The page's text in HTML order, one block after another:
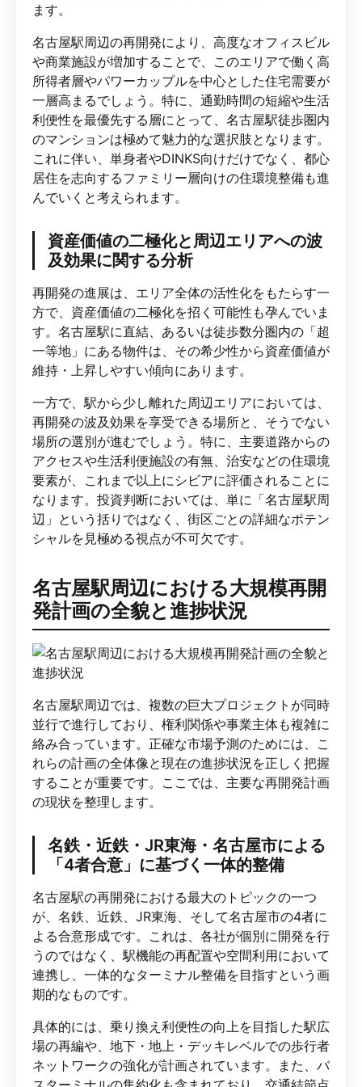
ます。
名古屋駅周辺の再開発により、高度なオフィスビル
や商業施設が増加することで、このエリアで働く高
所得者層やパワーカップルを中心とした住宅需要が
一層高まるでしょう。特に、通勤時間の短縮や生活
利便性を最優先する層にとって、名古屋駅徒歩圏内
のマンションは極めて魅力的な選択肢となります。
これに伴い、単身者やDINKS向けだけでなく、都心
居住を志向するファミリー層向けの住環境整備も進
んでいくと考えられます。
資産価値の二極化と周辺エリアへの波
及効果に関する分析
再開発の進展は、エリア全体の活性化をもたらす一
方で、資産価値の二極化を招く可能性も孕んでいま
す。名古屋駅に直結、あるいは徒歩数分圏内の「超
一等地」にある物件は、その希少性から資産価値が
維持・上昇しやすい傾向にあります。
一方で、駅から少し離れた周辺エリアにおいては、
再開発の波及効果を享受できる場所と、そうでない
場所の選別が進むでしょう。特に、主要道路からの
アクセスや生活利便施設の有無、治安などの住環境
要素が、これまで以上にシビアに評価されることに
なります。投資判断においては、単に「名古屋駅周
辺」という括りではなく、街区ごとの詳細なポテン
シャルを見極める視点が不可欠です。
名古屋駅周辺における大規模再開
発計画の全貌と進捗状況
名古屋駅周辺では、複数の巨大プロジェクトが同時
並行で進行しており、権利関係や事業主体も複雑に
絡み合っています。正確な市場予測のためには、こ
れらの計画の全体像と現在の進捗状況を正しく把握
することが重要です。ここでは、主要な再開発計画
の現状を整理します。
名鉄・近鉄・JR東海・名古屋市による
「4者合意」に基づく一体的整備
名古屋駅の再開発における最大のトピックの一つ
が、名鉄、近鉄、JR東海、そして名古屋市の4者に
よる合意形成です。これは、各社が個別に開発を行
うのではなく、駅機能の再配置や空間利用において
連携し、一体的なターミナル整備を目指すという画
期的なものです。
具体的には、乗り換え利便性の向上を目指した駅広
場の再編や、地下・地上・デッキレベルでの歩行者
ネットワークの強化が計画されています。また、バ